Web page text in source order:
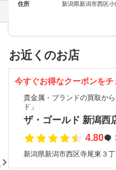
住所 新潟県新潟市西区
お近くのお店
今すぐお得なクーポンをチ
貴金属・ブランドの買取か
ド」
ザ・ゴールド 新潟西
4.80
新潟県新潟市西区寺尾東３